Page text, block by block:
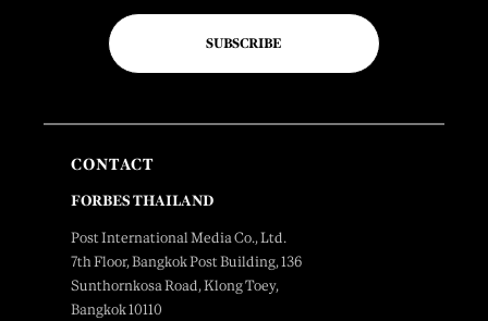
SUBSCRIBE
CONTACT
FORBES THAILAND
Post International Media Co., Ltd.
7th Floor, Bangkok Post Building, 136
Sunthornkosa Road, Klong Toey,
Bangkok 10110